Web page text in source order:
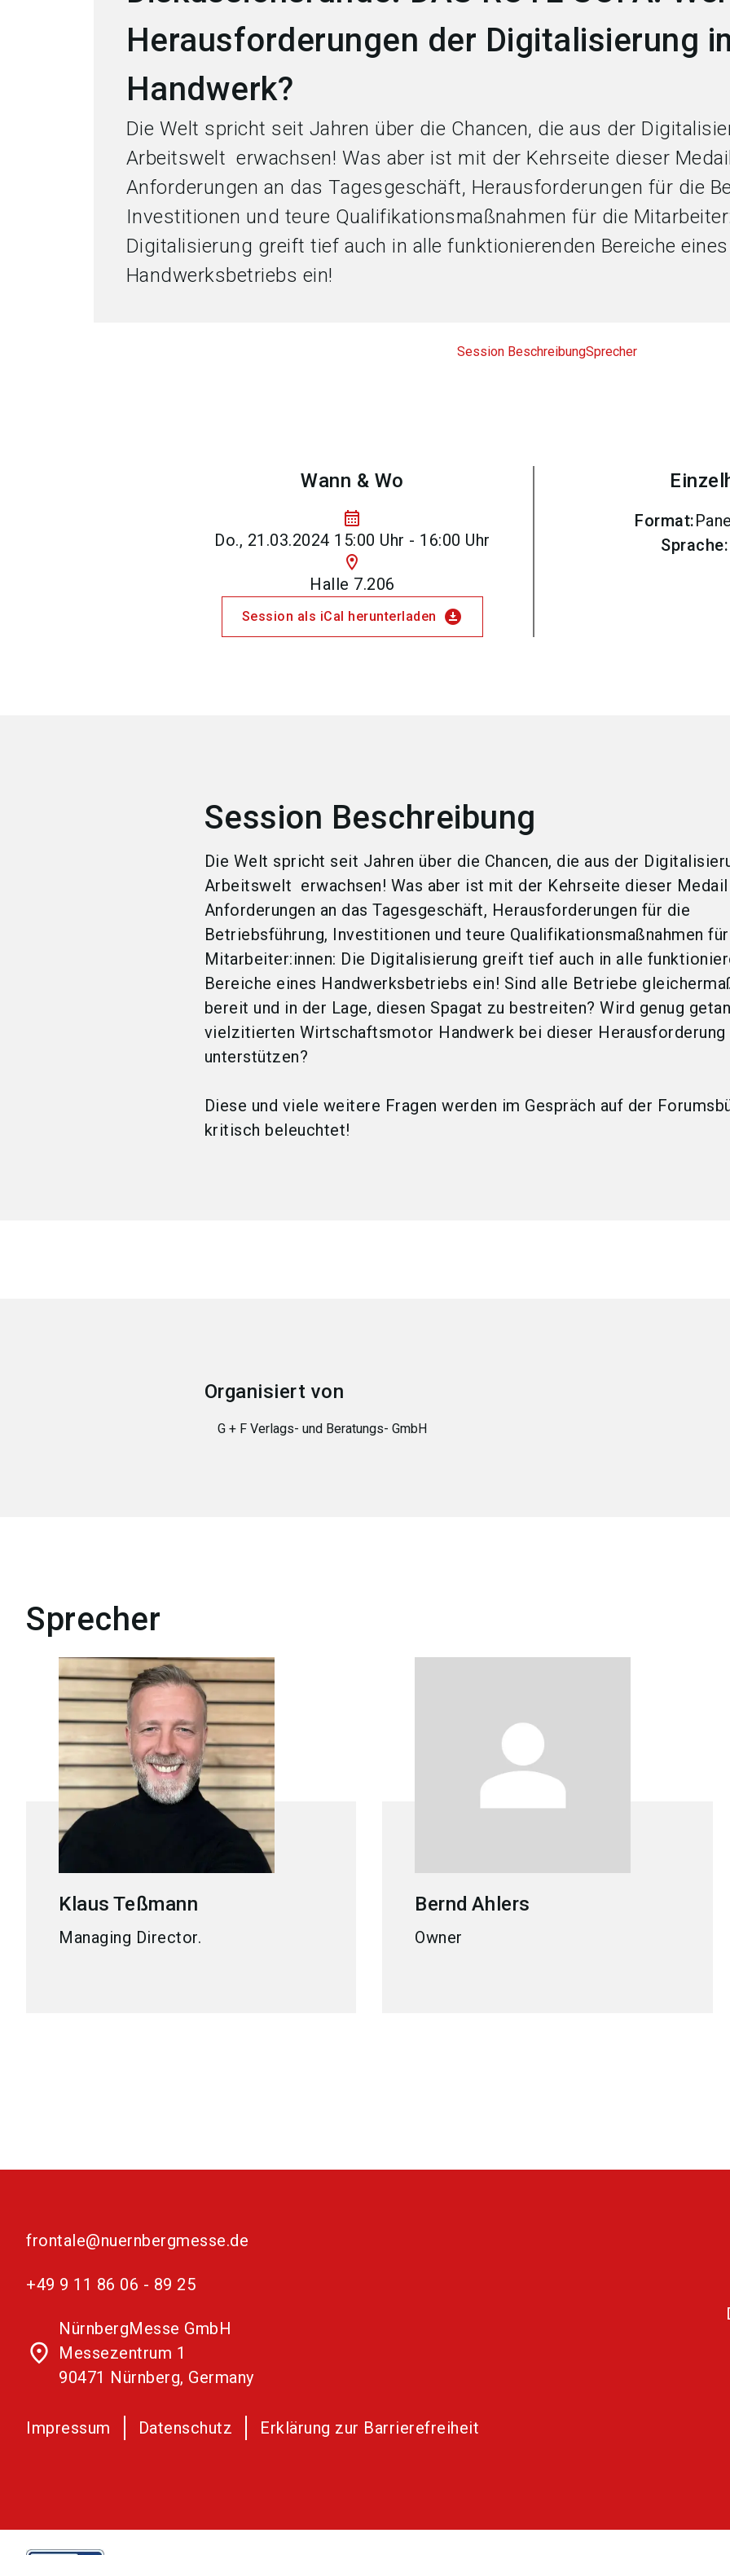
Herausforderungen der Digitalisierung
Handwerk?
Die Welt spricht seit Jahren über die Chancen, die aus der
Arbeitswelt erwachsen! Was aber ist mit der Kehrseite dieser
Anforderungen an das Tagesgeschäft, Herausforderungen für die
Investitionen und teure Qualifikationsmaßnahmen für die
Digitalisierung greift tief auch in alle funktionierenden Bereiche eines
Handwerksbetriebs ein!
Session BeschreibungSprecher
Wann & Wo
calendar_month
Do., 21.03.2024 15:00 Uhr - 16:00 Uhr
location_on
Halle 7.206
Session als iCal herunterladen download_for_offline
Format:
Sprache:
Session Beschreibung
Die Welt spricht seit Jahren über die Chancen, die aus der
Arbeitswelt erwachsen! Was aber ist mit der Kehrseite dieser
Anforderungen an das Tagesgeschäft, Herausforderungen für die
Betriebsführung, Investitionen und teure Qualifikationsmaßnahmen
Mitarbeiter:innen: Die Digitalisierung greift tief auch in alle
Bereiche eines Handwerksbetriebs ein! Sind alle Betriebe
bereit und in der Lage, diesen Spagat zu bestreiten? Wird genug
vielzitierten Wirtschaftsmotor Handwerk bei dieser Herausforderung
unterstützen?
Diese und viele weitere Fragen werden im Gespräch auf der
kritisch beleuchtet!
Organisiert von
G + F Verlags- und Beratungs- GmbH
Sprecher
Klaus Teßmann
Managing Director.
Bernd Ahlers
Owner
frontale@nuernbergmesse.de
+49 9 11 86 06 - 89 25
place
NürnbergMesse GmbH
Messezentrum 1
90471 Nürnberg, Germany
Impressum Datenschutz Erklärung zur Barrierefreiheit